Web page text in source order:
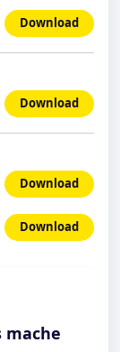
Download
Download
Download
Download
mache